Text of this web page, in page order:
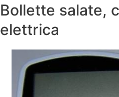
Bollette salate,
elettrica